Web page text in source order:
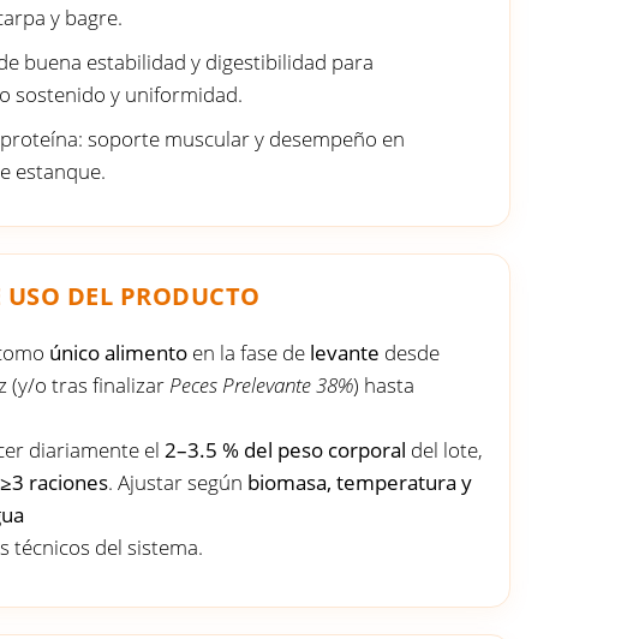
y bagre.
buena estabilidad y digestibilidad para
sostenido y uniformidad.
soporte muscular y desempeño en
estanque.
DEL PRODUCTO
único alimentoen la fase de levante desde
(y/o tras finalizar Peces Prelevante 38%) hasta
diariamente el 2–3.5 % del peso corporal del lote,
≥3 raciones. Ajustar según biomasa, temperatura y
técnicos del sistema.